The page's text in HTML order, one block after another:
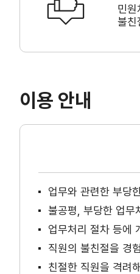
민
불친
이용 안내
업무와 관련한 부당
불공평, 부당한 업무
업무처리 절차 등에
직원의 불친절을 경
친절한 직원을 격려